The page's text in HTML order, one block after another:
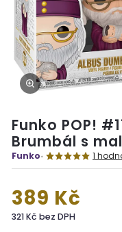
Funko POP!
Brumbál s
Funko 1
389 Kč
321 Kč bez DPH